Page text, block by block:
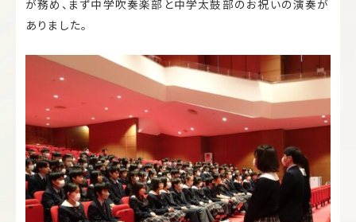
が務め、まず中学吹奏楽部と中学太鼓部のお祝いの演奏が
ありました。